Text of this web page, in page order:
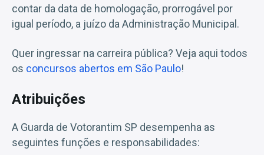
contar da data de homologação, prorrogável por
igual período, a juízo da Administração Municipal.
Quer ingressar na carreira pública? Veja aqui todos
os concursos abertos em São Paulo!
Atribuições
A Guarda de Votorantim SP desempenha as
seguintes funções e responsabilidades: